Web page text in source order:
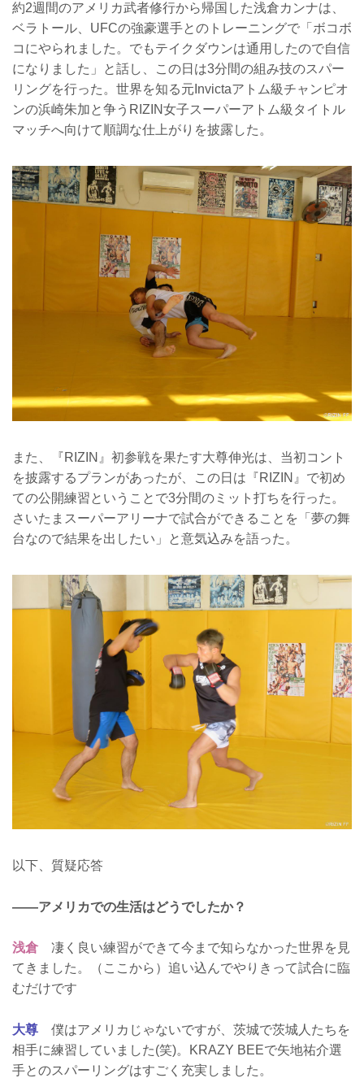
約2週間のアメリカ武者修行から帰国した浅倉カンナは、
ベラトール、UFCの強豪選手とのトレーニングで「ボコボ
コにやられました。でもテイクダウンは通用したので自信
になりました」と話し、この日は3分間の組み技のスパー
リングを行った。世界を知る元Invictaアトム級チャンピオ
ンの浜崎朱加と争うRIZIN女子スーパーアトム級タイトル
マッチへ向けて順調な仕上がりを披露した。
また、『RIZIN』初参戦を果たす大尊伸光は、当初コント
を披露するプランがあったが、この日は『RIZIN』で初め
ての公開練習ということで3分間のミット打ちを行った。
さいたまスーパーアリーナで試合ができることを「夢の舞
台なので結果を出したい」と意気込みを語った。
以下、質疑応答
——アメリカでの生活はどうでしたか？
浅倉 凄く良い練習ができて今まで知らなかった世界を見
てきました。（ここから）追い込んでやりきって試合に臨
むだけです
大尊 僕はアメリカじゃないですが、茨城で茨城人たちを
相手に練習していました(笑)。KRAZY BEEで矢地祐介選
手とのスパーリングはすごく充実しました。